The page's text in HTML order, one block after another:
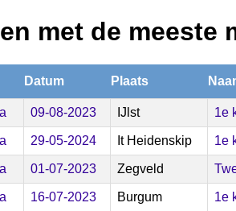
met de meeste
Datum Plaats
09-08-2023 IJlst 1e
29-05-2024 It Heidenskip 1e
01-07-2023 Zegveld
16-07-2023 Burgum 1e